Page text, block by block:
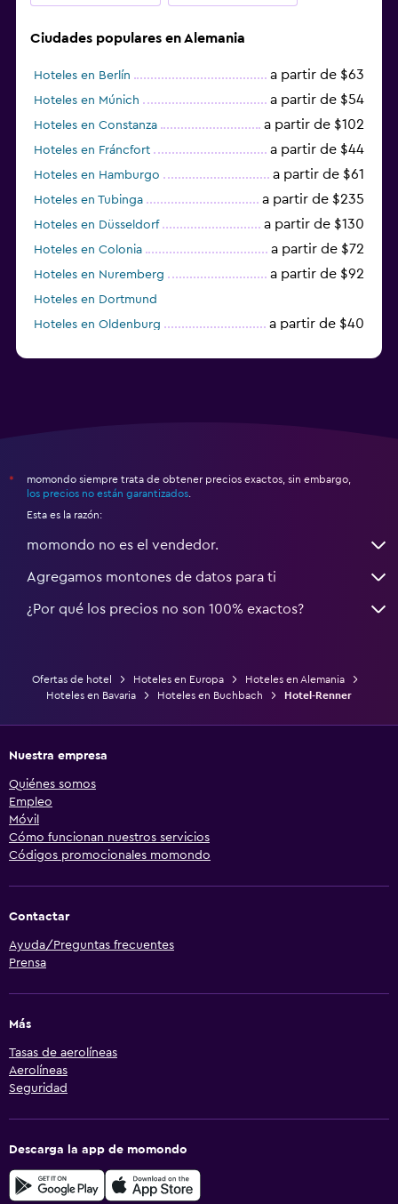
Ciudades populares en Alemania
Hoteles en Berlín a partir de $63
Hoteles en Múnich a partir de $54
Hoteles en Constanza a partir de $102
Hoteles en Fráncfort a partir de $44
Hoteles en Hamburgo a partir de $61
Hoteles en Tubinga a partir de $235
Hoteles en Düsseldorf a partir de $130
Hoteles en Colonia a partir de $72
Hoteles en Nuremberg a partir de $92
Hoteles en Dortmund
Hoteles en Oldenburg
a partir de $40
*
momondo siempre trata de obtener precios exactos, sin embargo,
los precios no están garantizados
Esta es la razón:
momondo no es el vendedor.
Agregamos montones de datos para ti
¿Por qué los precios no son 100% exactos?
Ofertas de hotel Hoteles en Europa
Hoteles en Alemania
Hoteles en Bavaria
Hoteles en Buchbach Hotel-Renner
Nuestra empresa
Quiénes somos
Empleo
Móvil
Cómo funcionan nuestros servicios
Códigos promocionales momondo
Contactar
Ayuda/Preguntas frecuentes
Prensa
Más
Tasas de aerolíneas
Aerolíneas
Seguridad
Descarga la app de momondo